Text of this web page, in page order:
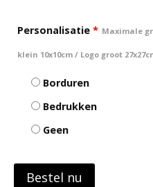
Personalisatie * Maximale
klein 10x10cm / Logo groot
Borduren
Bedrukken
Geen
Bestel nu